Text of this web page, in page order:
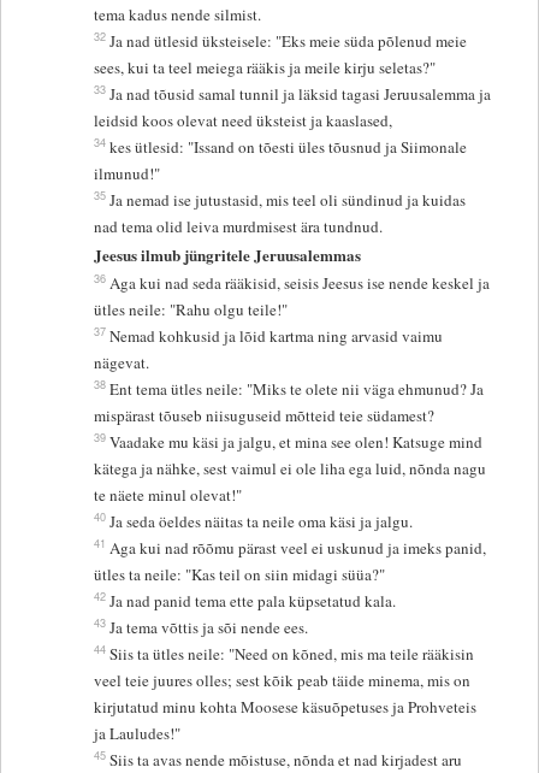
tema kadus nende silmist.
32 Ja nad ütlesid üksteisele: "Eks meie süda põlenud meie
sees, kui ta teel meiega rääkis ja meile kirju seletas?"
33 Ja nad tõusid samal tunnil ja läksid tagasi Jeruusalemma ja
leidsid koos olevat need üksteist ja kaaslased,
34 kes ütlesid: "Issand on tõesti üles tõusnud ja Siimonale
ilmunud!"
35 Ja nemad ise jutustasid, mis teel oli sündinud ja kuidas
nad tema olid leiva murdmisest ära tundnud.
Jeesus ilmub jüngritele Jeruusalemmas
36 Aga kui nad seda rääkisid, seisis Jeesus ise nende keskel ja
ütles neile: "Rahu olgu teile!"
37 Nemad kohkusid ja lõid kartma ning arvasid vaimu
nägevat.
38 Ent tema ütles neile: "Miks te olete nii väga ehmunud? Ja
mispärast tõuseb niisuguseid mõtteid teie südamest?
39 Vaadake mu käsi ja jalgu, et mina see olen! Katsuge mind
kätega ja nähke, sest vaimul ei ole liha ega luid, nõnda nagu
te näete minul olevat!"
40 Ja seda öeldes näitas ta neile oma käsi ja jalgu.
41 Aga kui nad rõõmu pärast veel ei uskunud ja imeks panid,
ütles ta neile: "Kas teil on siin midagi süüa?"
42 Ja nad panid tema ette pala küpsetatud kala.
43 Ja tema võttis ja sõi nende ees.
44 Siis ta ütles neile: "Need on kõned, mis ma teile rääkisin
veel teie juures olles; sest kõik peab täide minema, mis on
kirjutatud minu kohta Moosese käsuõpetuses ja Prohveteis
ja Lauludes!"
45 Siis ta avas nende mõistuse, nõnda et nad kirjadest aru